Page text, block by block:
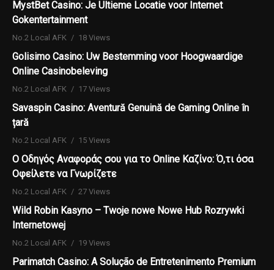
MystBet Casino: Je Ultieme Locatie voor Internet
Gokentertainment
No.2 Local AFK 18 Views
Golisimo Casino: Uw Bestemming voor Hoogwaardige
Online Casinobeleving
No.2 Local AFK 17 Views
Savaspin Casino: Aventură Genuină de Gaming Online în
țară
No.2 Local AFK 15 Views
Ο Οδηγός Αναφοράς σου για το Online Καζίνο: Ό,τι όσα
Οφείλετε να Γνωρίζετε
No.2 Local AFK 27 Views
Wild Robin Kasyno – Twoje nowe Nowe Hub Rozrywki
Internetowej
No.2 Local AFK 19 Views
Parimatch Casino: A Solução de Entretenimento Premium